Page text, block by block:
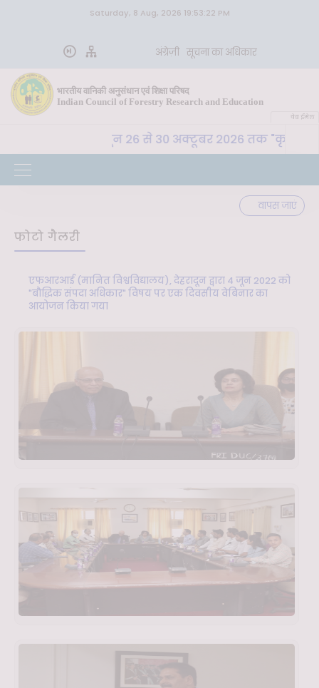
Saturday, 8 Aug, 2026 19:53:22 PM
अंग्रेज़ी सूचना का अधिकार
भारतीय वानिकी अनुसंधान एवं शिक्षा परिषद
Indian Council of Forestry Research and Education
वेब ईमेल
अ. शि. प. , देहरादून 26 से 30 अक्टूबर 2026 तक "कृषि-
वापस जाएं
फोटो गैलरी
एफआरआई (मानित विश्वविद्यालय), देहरादून द्वारा 4 जून 2022 को
"बौद्धिक संपदा अधिकार" विषय पर एक दिवसीय वेबिनार का
आयोजन किया गया